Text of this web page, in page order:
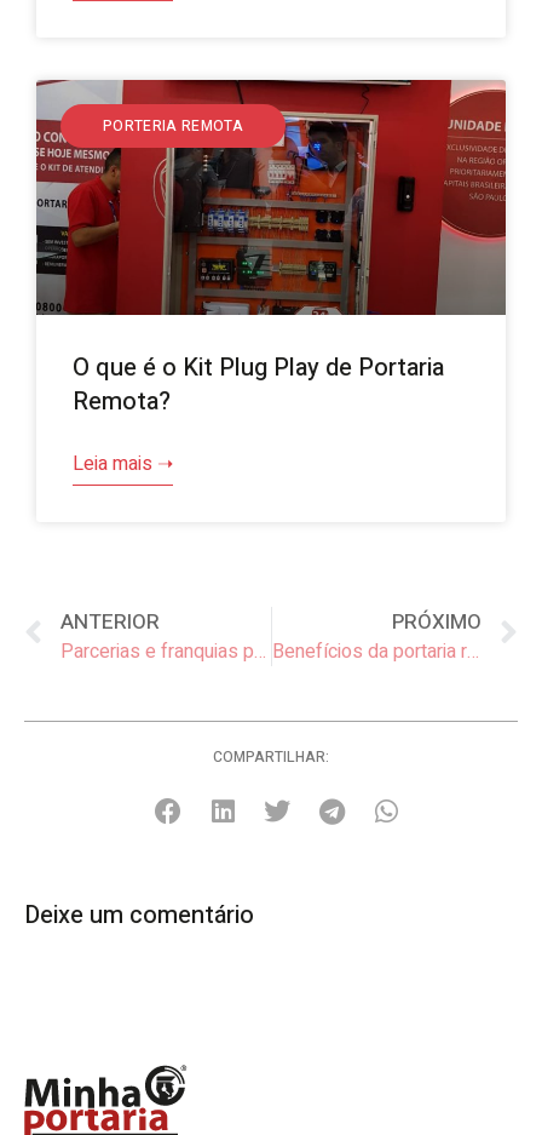
PORTERIA REMOTA
O que é o Kit Plug Play de Portaria
Remota?
Leia mais ➝
ANTERIOR
Parcerias e franquias para vender portaria remota da MinhaPortaria.Com
PRÓXIMO
Benefícios da portaria remota
COMPARTILHAR:
Deixe um comentário